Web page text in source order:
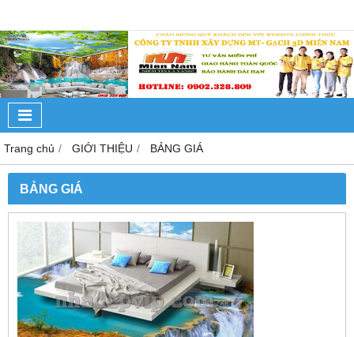
Trang chủ GIỚI THIỆU BẢNG GIÁ
BẢNG GIÁ